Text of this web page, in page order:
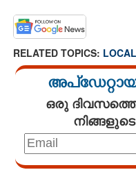
RELATED TOPICS:
ഒരു